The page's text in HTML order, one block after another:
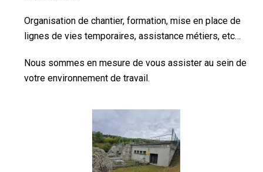
Organisation de chantier, formation, mise en place de
lignes de vies temporaires, assistance métiers, etc…
Nous sommes en mesure de vous assister au sein de
votre environnement de travail.